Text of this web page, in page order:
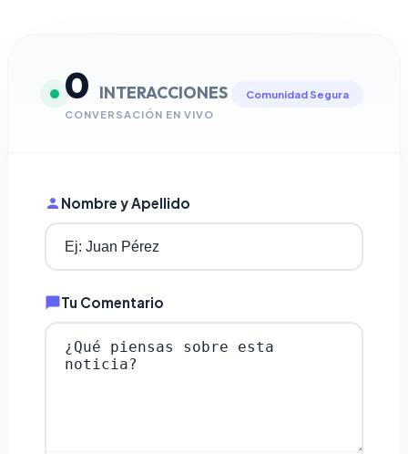
0 INTERACCIONES
CONVERSACIÓN EN VIVO
Comunidad Segura
Nombre y Apellido
Tu Comentario